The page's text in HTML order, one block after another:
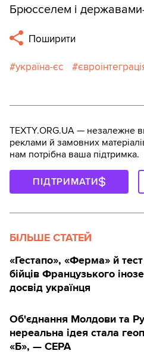
Брюсселем і
Поширити
україна-єс
TEXTY.ORG.UA — незалежне
реклами й замовних
нам потрібна ваша підтримка.
ПІДТРИМАТИ
БІЛЬШЕ СТАТЕЙ
«Гестапо», «Ферма» й
бійців Французького
досвід українця
Об'єднання Молдови та
нереальна ідея стала
«Б», — CEPA